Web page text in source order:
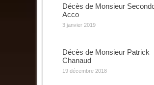
Décès de Monsieur
Acco
3 janvier 2019
Décès de Monsieur Patrick
Chanaud
19 décembre 2018